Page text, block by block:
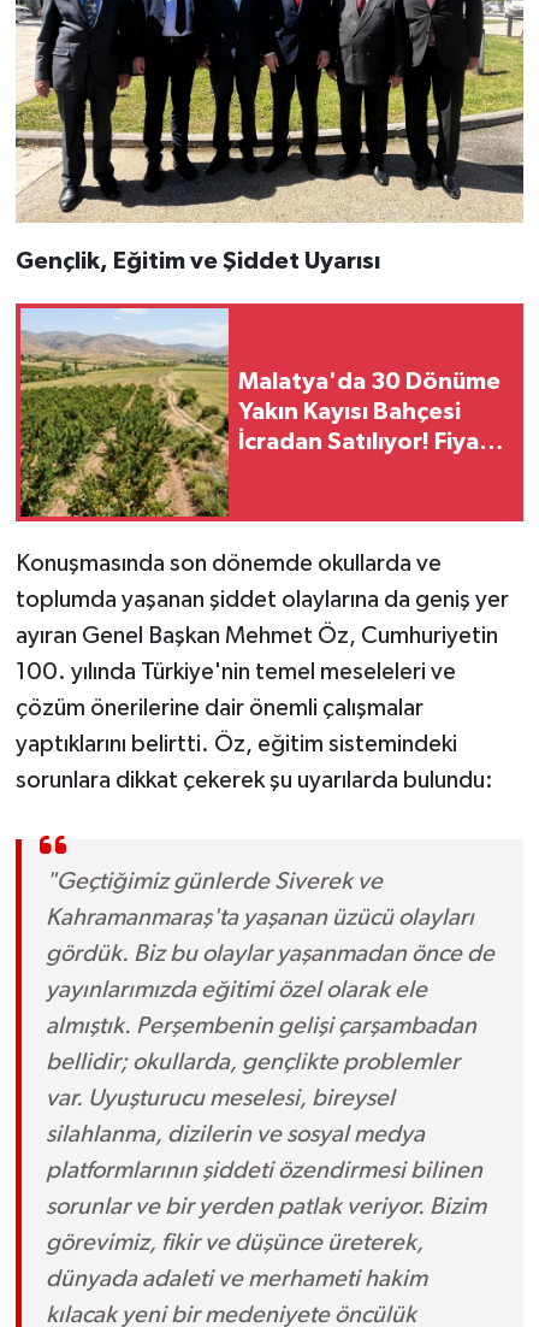
Gençlik, Eğitim ve Şiddet Uyarısı
Malatya'da 30 Dönüme
Yakın Kayısı Bahçesi
İcradan Satılıyor! Fiyatı
Konuşmasında son dönemde okullarda ve
toplumda yaşanan şiddet olaylarına da geniş yer
ayıran Genel Başkan Mehmet Öz, Cumhuriyetin
100. yılında Türkiye'nin temel meseleleri ve
çözüm önerilerine dair önemli çalışmalar
yaptıklarını belirtti. Öz, eğitim sistemindeki
sorunlara dikkat çekerek şu uyarılarda bulundu:
"Geçtiğimiz günlerde Siverek ve
Kahramanmaraş'ta yaşanan üzücü olayları
gördük. Biz bu olaylar yaşanmadan önce de
yayınlarımızda eğitimi özel olarak ele
almıştık. Perşembenin gelişi çarşambadan
bellidir; okullarda, gençlikte problemler
var. Uyuşturucu meselesi, bireysel
silahlanma, dizilerin ve sosyal medya
platformlarının şiddeti özendirmesi bilinen
sorunlar ve bir yerden patlak veriyor. Bizim
görevimiz, fikir ve düşünce üreterek,
dünyada adaleti ve merhameti hakim
kılacak yeni bir medeniyete öncülük